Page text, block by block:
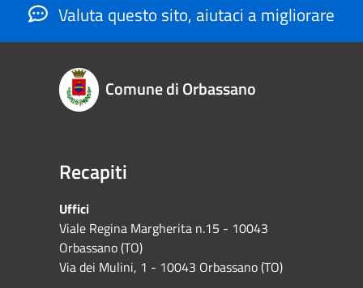
Valuta questo sito, aiutaci a migliorare
Comune di Orbassano
Recapiti
Uffici
Viale Regina Margherita n.15 - 10043
Orbassano (TO)
Via dei Mulini, 1 - 10043 Orbassano (TO)